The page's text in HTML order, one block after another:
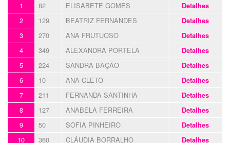
1 82 ELISABETE GOMES Detalhes
2 129 BEATRIZ FERNANDES Detalhes
3 270 ANA FRUTUOSO Detalhes
4 349 ALEXANDRA PORTELA Detalhes
5 224 SANDRA BAÇÃO Detalhes
6 10 ANA CLETO Detalhes
7 211 FERNANDA SANTINHA Detalhes
8 127 ANABELA FERREIRA Detalhes
9 50 SOFIA PINHEIRO Detalhes
10 360 CLÁUDIA BORRALHO Detalhes